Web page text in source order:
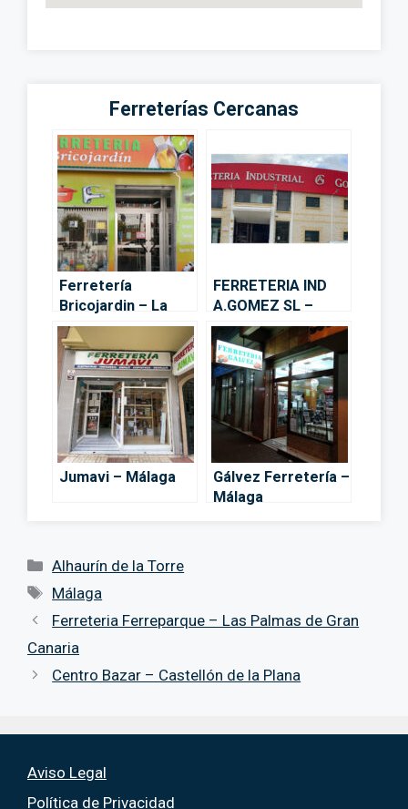
Ferreterías Cercanas
Ferretería
Bricojardin – La
torre – Alhaurín de
la Torre
FERRETERIA IND
A.GOMEZ SL –
Alhaurín de la
Torre
Jumavi – Málaga
Gálvez Ferretería –
Málaga
Categorías
Alhaurín de la Torre
Etiquetas
Málaga
Ferreteria Ferreparque – Las Palmas de Gran
Canaria
Centro Bazar – Castellón de la Plana
Aviso Legal
Política de Privacidad